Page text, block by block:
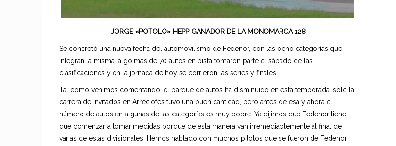
JORGE «POTOLO» HEPP GANADOR DE LA MONOMARCA 128
Se concretó una nueva fecha del automovilismo de Fedenor, con las ocho categorías que
integran la misma, algo más de 70 autos en pista tomaron parte el sábado de las
clasificaciones y en la jornada de hoy se corrieron las series y finales.
Tal como venimos comentando, el parque de autos ha disminuido en esta temporada, solo la
carrera de invitados en Arreciofes tuvo una buen cantidad, pero antes de esa y ahora el
número de autos en algunas de las categorías es muy pobre. Ya dijimos que Fedenor tiene
que comenzar a tomar medidas porque de esta manera van irremediablemente al final de
varias de estas divisionales. Hemos hablado con muchos pilotos que se fueron de Fedenor